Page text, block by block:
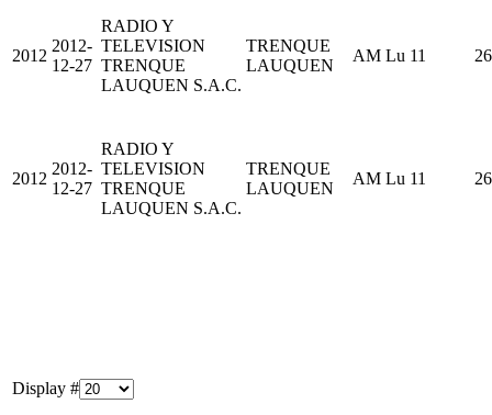
Display #
2012
2012-
12-27
RADIO Y
TELEVISION
TRENQUE
LAUQUEN S.A.C.
TRENQUE
LAUQUEN
AM Lu 11
2012
2012-
12-27
RADIO Y
TELEVISION
TRENQUE
LAUQUEN S.A.C.
TRENQUE
LAUQUEN
AM Lu 11